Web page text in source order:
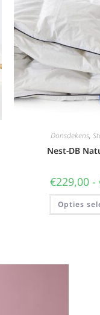
Donsdekens,
Nest-DB
€229,00 -
Opties